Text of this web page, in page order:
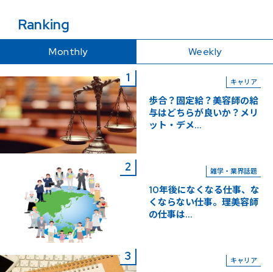
Ranking
Monthly Weekly
キャリア
歩合？固定給？美容師の給
与はどちらが良いか？メリ
ット・デメ...
雑学・業界話題
10年後になくなる仕事、な
くならない仕事。理美容師
の仕事は...
キャリア